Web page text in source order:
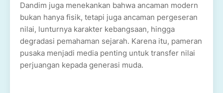
Dandim juga menekankan bahwa ancaman modern
bukan hanya fisik, tetapi juga ancaman pergeseran
nilai, lunturnya karakter kebangsaan, hingga
degradasi pemahaman sejarah. Karena itu, pameran
pusaka menjadi media penting untuk transfer nilai
perjuangan kepada generasi muda.